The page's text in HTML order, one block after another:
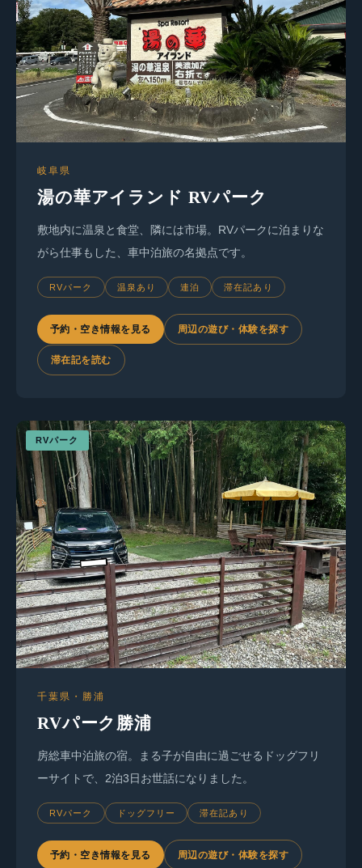
岐阜県
湯の華アイランド RVパーク
敷地内に温泉と食堂、隣には市場。RVパークに泊まりな
がら仕事もした、車中泊旅の名拠点です。
RVパーク 温泉あり 連泊 滞在記あり
予約・空き情報を見る 周辺の遊び・体験を探す
滞在記を読む
RVパーク
千葉県・勝浦
RVパーク勝浦
房総車中泊旅の宿。まる子が自由に過ごせるドッグフリ
ーサイトで、2泊3日お世話になりました。
RVパーク ドッグフリー 滞在記あり
予約・空き情報を見る 周辺の遊び・体験を探す